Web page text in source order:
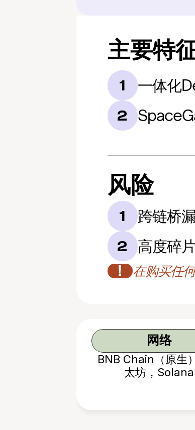
主要特
1 一体化
2
风险
1 跨链桥
2 高度碎
！ 在购买任
网络
BNB Chain（原生
太坊，Solana